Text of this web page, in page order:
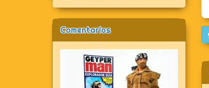
Comentarios